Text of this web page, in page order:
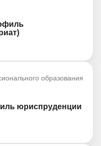
образования
юриспруденции